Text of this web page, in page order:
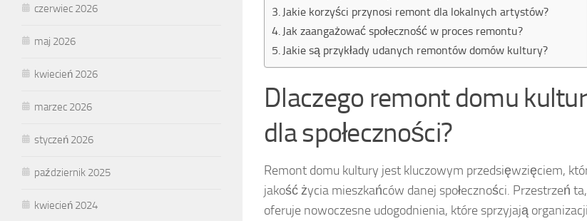
Jakie korzyści przynosi remont dla lokalnych artystów?
Jak zaangażować społeczność w proces remontu?
Jakie są przykłady udanych remontów domów kultury?
Dlaczego remont domu
dla społeczności?
Remont domu kultury jest kluczowym przedsięwzięciem,
jakość życia mieszkańców danej społeczności. Przestrzeń
oferuje nowoczesne udogodnienia, które sprzyjają
czerwiec 2026
maj 2026
kwiecień 2026
marzec 2026
styczeń 2026
październik 2025
kwiecień 2024